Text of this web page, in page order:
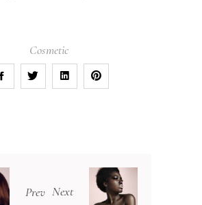
Cosmetic
Prev Next